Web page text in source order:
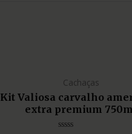
Cachaças
Kit Valiosa carvalho
extra premium